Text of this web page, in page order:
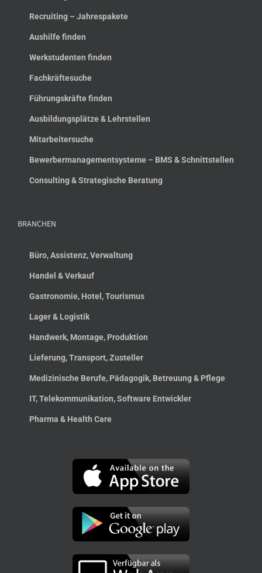
Recruiting – Jahrespakete
Aushilfe finden
Werkstudenten finden
Fachkräftesuche
Führungskräfte finden
Ausbildungsplätze & Lehrstellen
Mitarbeitersuche
Bewerbermanagementsysteme – BMS & Schnittstellen
Consulting & Strategische Beratung
BRANCHEN
Büro, Assistenz, Verwaltung
Handel & Verkauf
Gastronomie, Hotel, Tourismus
Lager & Logistik
Handwerk, Montage, Produktion
Lieferung, Transport, Zusteller
Medizinische Berufe, Pädagogik, Betreuung & Pflege
IT, Telekommunikation, Software Entwickler
Pharma & Health Care